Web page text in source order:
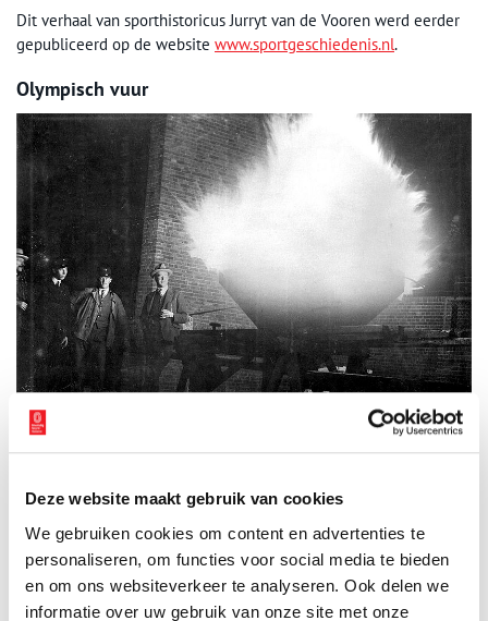
Deze website maakt gebruik van cookies
We gebruiken cookies om content en advertenties te
personaliseren, om functies voor social media te bieden
en om ons websiteverkeer te analyseren. Ook delen we
informatie over uw gebruik van onze site met onze
Dit verhaal van sporthistoricus Jurryt van de Vooren werd eerder
gepubliceerd op de website www.sportgeschiedenis.nl.
Olympisch vuur
Publicatiedatum: 24/07/2012